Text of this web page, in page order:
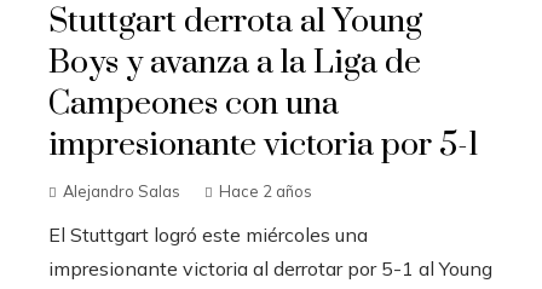
Stuttgart derrota al Young
Boys y avanza a la Liga de
Campeones con una
impresionante victoria por 5-1
Alejandro Salas Hace 2 años
El Stuttgart logró este miércoles una
impresionante victoria al derrotar por 5-1 al Young